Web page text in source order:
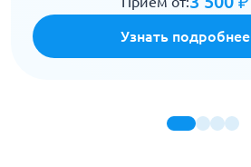
Узнать подробнее